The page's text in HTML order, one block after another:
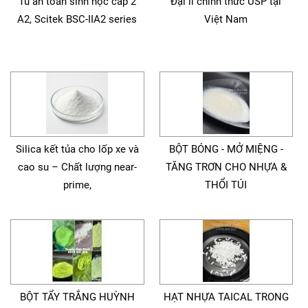
A2, Scitek BSC-IIA2 series
Việt Nam
Silica kết tủa cho lốp xe và
cao su – Chất lượng near-
prime,
BỘT BÓNG - MỞ MIỆNG -
TĂNG TRƠN CHO NHỰA &
THỔI TÚI
BỘT TẨY TRẮNG HUỲNH HẠT NHỰA TAICAL TRONG